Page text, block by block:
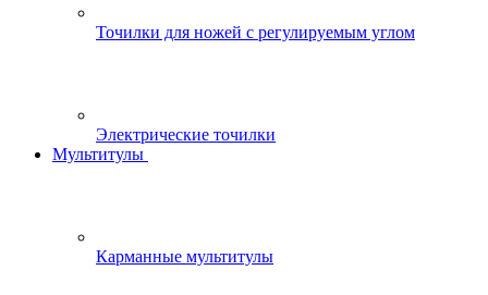
Точилки для ножей с регулируемым углом
Электрические точилки
Мультитулы
Карманные мультитулы